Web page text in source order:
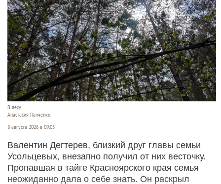
В лесу.
Анастасия Панченко
8 августа 2026 в 09:05
Валентин Дегтерев, близкий друг главы семьи
Усольцевых, внезапно получил от них весточку.
Пропавшая в тайге Красноярского края семья
неожиданно дала о себе знать. Он раскрыл